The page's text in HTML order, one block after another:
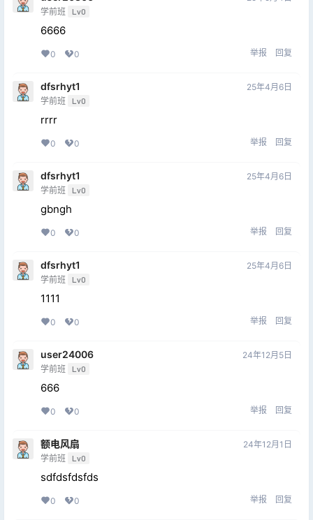
学前班 Lv0
6666
0 0 举报 回复
dfsrhyt1
学前班 Lv0
25年4月6日
rrrr
0 0 举报 回复
dfsrhyt1
学前班 Lv0
25年4月6日
gbngh
0 0 举报 回复
dfsrhyt1
学前班 Lv0
25年4月6日
1111
0 0 举报 回复
user24006
学前班 Lv0
24年12月5日
666
0 0 举报 回复
额电风扇
学前班 Lv0
24年12月1日
sdfdsfdsfds
0 0 举报 回复